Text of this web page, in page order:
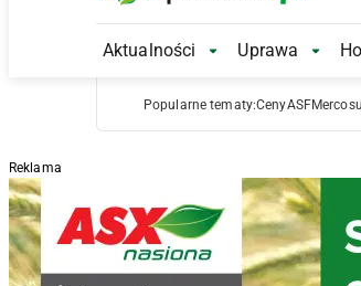
Aktualności Aktualności
Uprawa
Popularne tematy:CenyASF
Reklama